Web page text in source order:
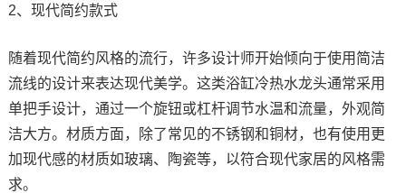
2、现代简约款式
随着现代简约风格的流行，许多设计师开始倾向于使用简洁
流线的设计来表达现代美学。这类浴缸冷热水龙头通常采用
单把手设计，通过一个旋钮或杠杆调节水温和流量，外观简
洁大方。材质方面，除了常见的不锈钢和铜材，也有使用更
加现代感的材质如玻璃、陶瓷等，以符合现代家居的风格需
求。